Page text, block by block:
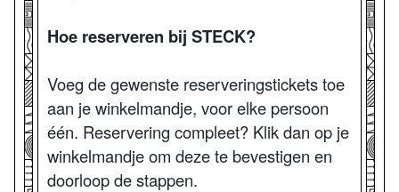
Hoe reserveren bij STECK?
Voeg de gewenste reserveringstickets toe
aan je winkelmandje, voor elke persoon
één. Reservering compleet? Klik dan op je
winkelmandje om deze te bevestigen en
doorloop de stappen.